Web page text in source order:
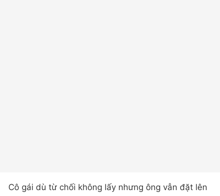
Cô gái dù từ chối không lấy nhưng ông vẫn đặt lên